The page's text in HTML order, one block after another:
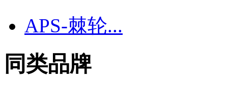
APS-棘轮...
同类品牌